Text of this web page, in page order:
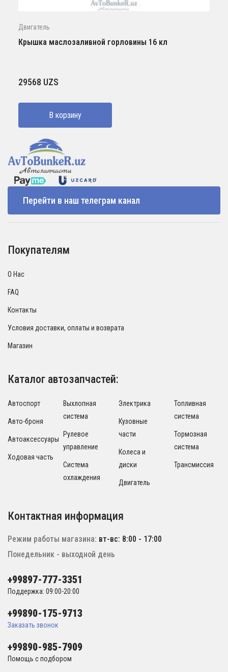
Двигатель
Крышка маслозаливной горловины 16 кл
29568 UZS
В корзину
Перейти в наш телеграм канал
Покупателям
О Нас
FAQ
Контакты
Условия доставки, оплаты и возврата
Магазин
Каталог автозапчастей:
Автоспорт
Авто-броня
Автоаксессуары
Ходовая часть
Выхлопная
система
Рулевое
управление
Система
охлаждения
Электрика
Кузовные
части
Колеса и
диски
Двигатель
Топливная
система
Тормозная
система
Трансмиссия
Контактная информация
Режим работы магазина: вт-вс: 8:00 - 17:00
Понедельник - выходной день
+99897-777-3351
Поддержка: 09:00-20:00
+99890-175-9713
Заказать звонок
+99890-985-7909
Помощь с подбором